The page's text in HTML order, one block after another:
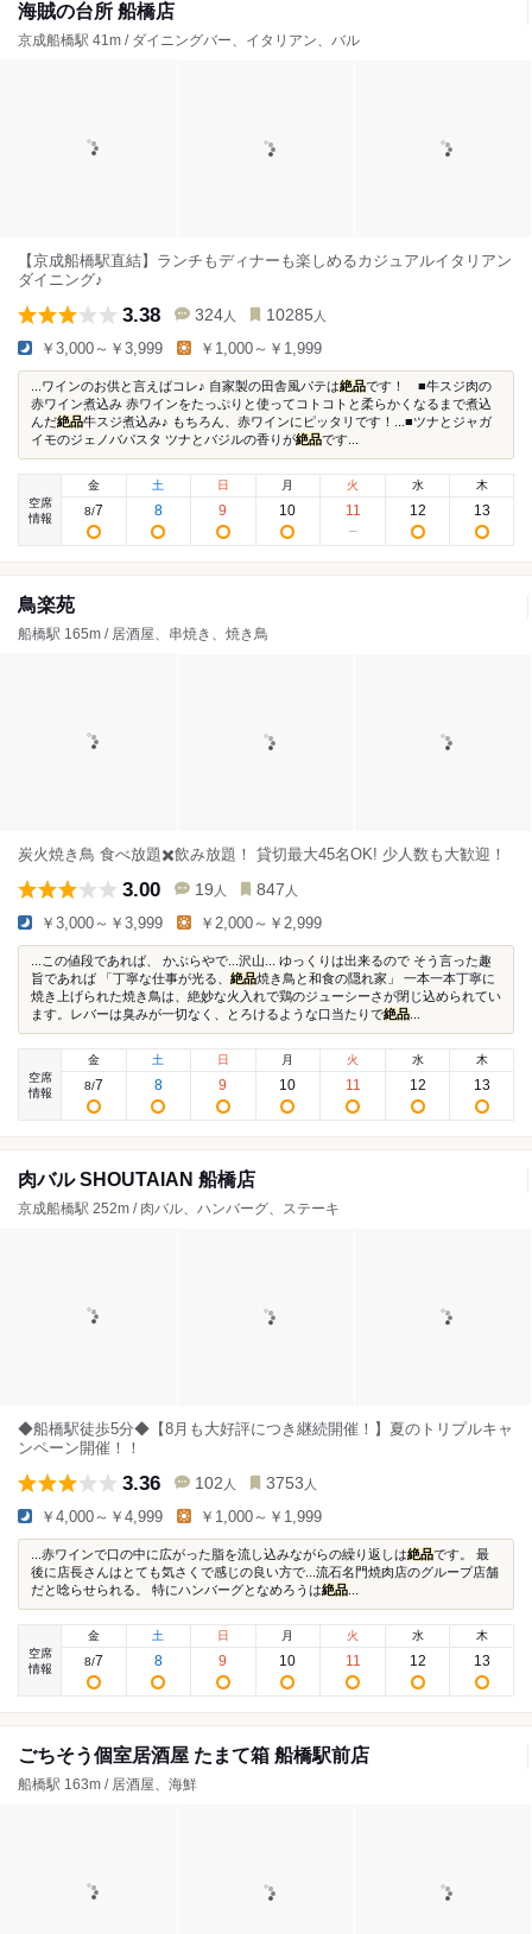
海賊の台所 船橋店
京成船橋駅 41m / ダイニングバー、イタリアン、バル
【京成船橋駅直結】ランチもディナーも楽しめるカジュアルイタリアン
ダイニング♪
3.38 324 人 10285 人
￥3,000～￥3,999 ￥1,000～￥1,999
...ワインのお供と言えばコレ♪ 自家製の田舎風パテは絶品です！ ■牛スジ肉の
赤ワイン煮込み 赤ワインをたっぷりと使ってコトコトと柔らかくなるまで煮込
んだ絶品牛スジ煮込み♪ もちろん、赤ワインにピッタリです！...■ツナとジャガ
イモのジェノバパスタ ツナとバジルの香りが絶品です...
空席
情報
金
8/7
土
8
日
9
月
10
火
11
水
12
木
13
鳥楽苑
船橋駅 165m / 居酒屋、串焼き、焼き鳥
炭火焼き鳥 食べ放題✖️飲み放題！ 貸切最大45名OK! 少人数も大歓迎！
3.00 19 人 847 人
￥3,000～￥3,999 ￥2,000～￥2,999
...この値段であれば、 かぶらやで...沢山... ゆっくりは出来るので そう言った趣
旨であれば 「丁寧な仕事が光る、 絶品焼き鳥と和食の隠れ家」 一本一本丁寧に
焼き上げられた焼き鳥は、絶妙な火入れで鶏のジューシーさが閉じ込められてい
ます。レバーは臭みが一切なく、とろけるような口当たりで絶品
空席
情報
金
8/7
土
8
日
9
月
10
火
11
水
12
木
13
肉バル SHOUTAIAN 船橋店
京成船橋駅 252m / 肉バル、ハンバーグ、ステーキ
◆船橋駅徒歩5分◆【8月も大好評につき継続開催！】夏のトリプルキャ
ンペーン開催！！
3.36 102 人 3753 人
￥4,000～￥4,999 ￥1,000～￥1,999
...赤ワインで口の中に広がった脂を流し込みながらの繰り返しは絶品です。 最
後に店長さんはとても気さくで感じの良い方で...流石名門焼肉店のグループ店舗
だと唸らせられる。 特にハンバーグとなめろうは絶品
空席
情報
金
8/7
土
8
日
9
月
10
火
11
水
12
木
13
ごちそう個室居酒屋 たまて箱 船橋駅前店
船橋駅 163m / 居酒屋、海鮮